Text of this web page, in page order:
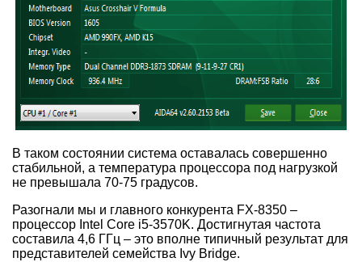
В таком состоянии система оставалась совершенно
стабильной, а температура процессора под нагрузкой
не превышала 70-75 градусов.
Разогнали мы и главного конкурента FX-8350 –
процессор Intel Core i5-3570K. Достигнутая частота
составила 4,6 ГГц – это вполне типичный результат для
представителей семейства Ivy Bridge.